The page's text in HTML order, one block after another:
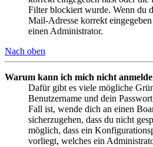
Filter blockiert wurde. Wenn du
Mail-Adresse korrekt
einen Administrator.
Nach oben
Warum kann ich mich nicht
Dafür gibt es viele mögliche
Benutzername und dein
Fall ist, wende dich an einen
sicherzugehen, dass du nicht
möglich, dass ein
vorliegt, welches ein